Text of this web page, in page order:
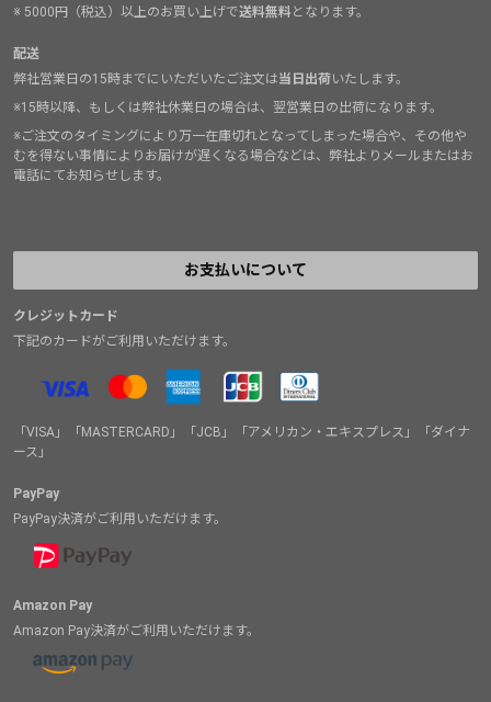
※ 5000円（税込）以上のお買い上げで送料無料となります。
配送
弊社営業日の15時までにいただいたご注文は当日出荷いたします。
※15時以降、もしくは弊社休業日の場合は、翌営業日の出荷になります。
※ご注文のタイミングにより万一在庫切れとなってしまった場合や、その他や
むを得ない事情によりお届けが遅くなる場合などは、弊社よりメールまたはお
電話にてお知らせします。
お支払いについて
クレジットカード
下記のカードがご利用いただけます。
「VISA」「MASTERCARD」「JCB」「アメリカン・エキスプレス」「ダイナ
ース」
PayPay
PayPay決済がご利用いただけます。
Amazon Pay
Amazon Pay決済がご利用いただけます。